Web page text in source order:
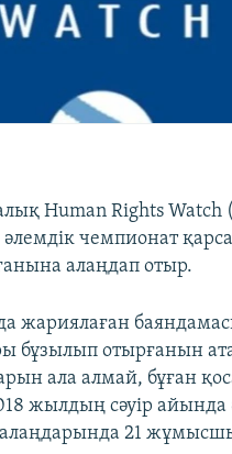
Human Rights Watch
чемпионат
алаңдап отыр.
жариялаған
бұзылып отырғанын
ала алмай, бұған
жылдың сәуір
21